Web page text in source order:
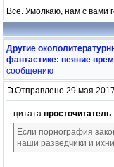
Все. Умолкаю, нам с вами
Другие
фантастике: веяние
сообщению
Отправлено 29 мая 2017
цитата просточитатель
Если порнография
наши разведчики и